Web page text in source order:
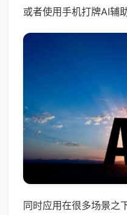
或者使用手机打牌AI辅
同时应用在很多场景之